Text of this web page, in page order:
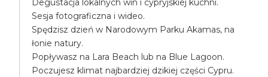
Degustacja lokalnych win i cypryjskiej kuchni.
Sesja fotograficzna i wideo.
Spędzisz dzień w Narodowym Parku Akamas, na
łonie natury.
Popływasz na Lara Beach lub na Blue Lagoon.
Poczujesz klimat najbardziej dzikiej części Cypru.